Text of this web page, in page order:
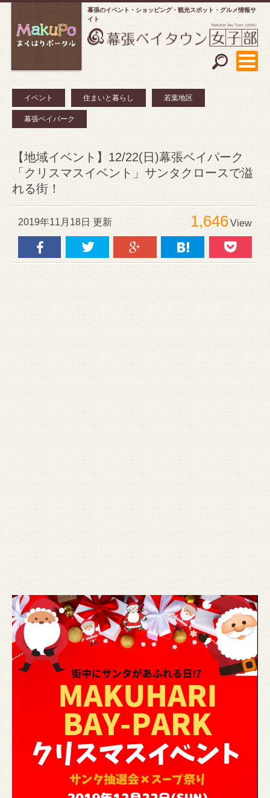
幕張のイベント・ショッピング
観光スポット・グルメ情報サ
イト
イベント 住まいと暮らし 若葉地区
幕張ベイパーク
【地域イベント】12/22(日)幕張ベイパーク
「クリスマスイベント」サンタクロースで溢
れる街！
2019年11月18日 更新 1,646View